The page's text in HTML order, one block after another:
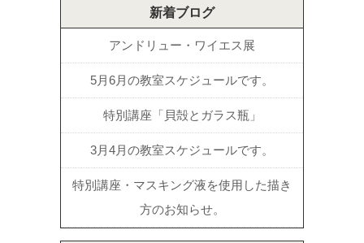
新着ブログ
アンドリュー・ワイエス展
5月6月の教室スケジュールです。
特別講座「貝殻とガラス瓶」
3月4月の教室スケジュールです。
特別講座・マスキング液を使用した描き
方のお知らせ。